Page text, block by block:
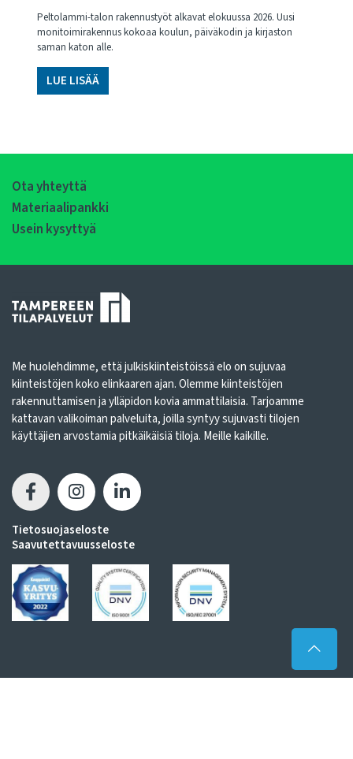
Peltolammi-talon rakennustyöt alkavat elokuussa 2026. Uusi
monitoimirakennus kokoaa koulun, päiväkodin ja kirjaston
saman katon alle.
LUE LISÄÄ
Ota yhteyttä
Materiaalipankki
Usein kysyttyä
Me huolehdimme, että julkiskiinteistöissä elo on sujuvaa
kiinteistöjen koko elinkaaren ajan. Olemme kiinteistöjen
rakennuttamisen ja ylläpidon kovia ammattilaisia. Tarjoamme
kattavan valikoiman palveluita, joilla syntyy sujuvasti tilojen
käyttäjien arvostamia pitkäikäisiä tiloja. Meille kaikille.
Tietosuojaseloste
Saavutettavuusseloste